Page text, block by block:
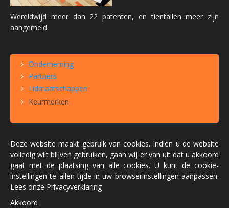
Wereldwijd meer dan 22 patenten, en tientallen meer zijn
aangemeld.
Onderneming
Partners
Lidmaatschappen
Keurmerken
Deze website maakt gebruik van cookies. Indien u de website
volledig wilt blijven gebruiken, gaan wij er van uit dat u akkoord
gaat met de plaatsing van alle cookies. U kunt de cookie-
instellingen te allen tijde in uw browserinstellingen aanpassen.
Lees onze Privacyverklaring
Akkoord